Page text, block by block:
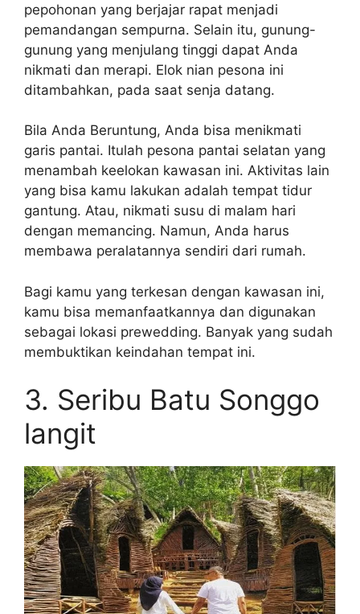
pepohonan yang berjajar rapat menjadi
pemandangan sempurna. Selain itu, gunung-
gunung yang menjulang tinggi dapat Anda
nikmati dan merapi. Elok nian pesona ini
ditambahkan, pada saat senja datang.
Bila Anda Beruntung, Anda bisa menikmati
garis pantai. Itulah pesona pantai selatan yang
menambah keelokan kawasan ini. Aktivitas lain
yang bisa kamu lakukan adalah tempat tidur
gantung. Atau, nikmati susu di malam hari
dengan memancing. Namun, Anda harus
membawa peralatannya sendiri dari rumah.
Bagi kamu yang terkesan dengan kawasan ini,
kamu bisa memanfaatkannya dan digunakan
sebagai lokasi prewedding. Banyak yang sudah
membuktikan keindahan tempat ini.
3. Seribu Batu Songgo
langit